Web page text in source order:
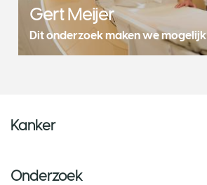
Gert Meijer
Dit onderzoek maken we mogelijk
Kanker
Onderzoek